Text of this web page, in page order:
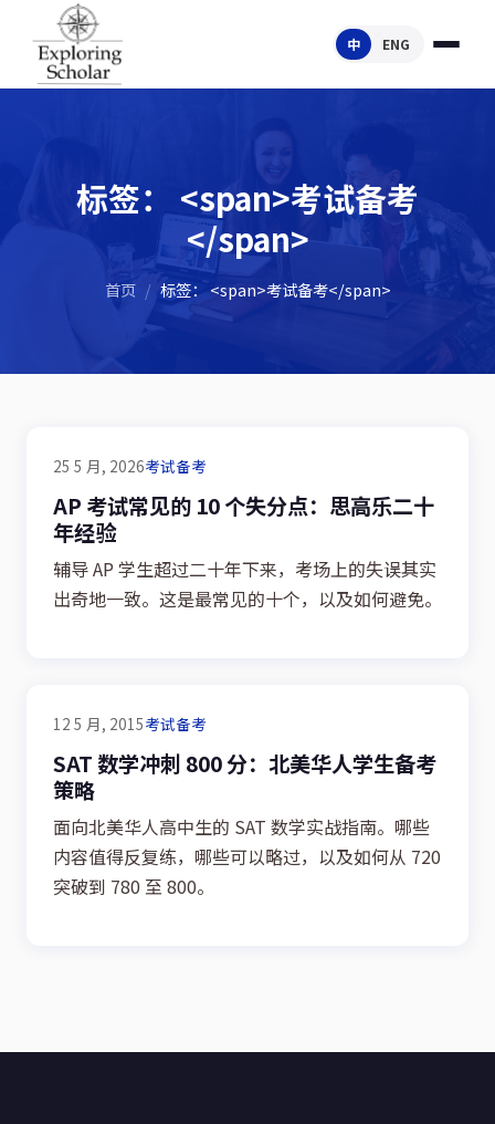
中 ENG
标签： <span>考试备考
</span>
首页 / 标签： <span>考试备考</span>
25 5 月, 2026考试备考
AP 考试常见的 10 个失分点：思高乐二十
年经验
辅导 AP 学生超过二十年下来，考场上的失误其实
出奇地一致。这是最常见的十个，以及如何避免。
12 5 月, 2015考试备考
SAT 数学冲刺 800 分：北美华人学生备考
策略
面向北美华人高中生的 SAT 数学实战指南。哪些
内容值得反复练，哪些可以略过，以及如何从 720
突破到 780 至 800。